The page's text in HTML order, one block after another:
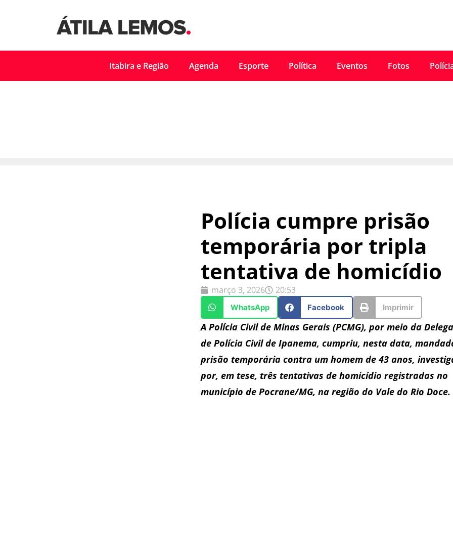
Itabira e Região Agenda Esporte Política Eventos Fotos
Polícia cumpre prisão
temporária por tripla
tentativa de homicídio
março 3, 2026 20:53
WhatsApp Facebook Imprimir
A Polícia Civil de Minas Gerais (PCMG), por meio da
de Polícia Civil de Ipanema, cumpriu, nesta data,
prisão temporária contra um homem de 43 anos,
por, em tese, três tentativas de homicídio registradas no
município de Pocrane/MG, na região do Vale do Rio Doce.